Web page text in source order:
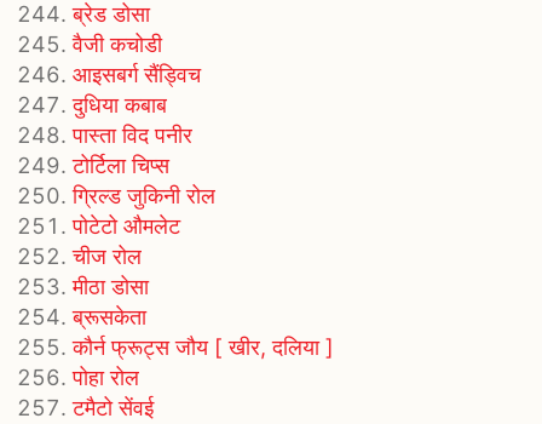
ब्रेड डोसा
वैजी कचोडी
आइसबर्ग सैंड्विच
दुधिया कबाब
पास्ता विद पनीर
टोर्टिला चिप्स
ग्रिल्ड जुकिनी रोल
पोटेटो औमलेट
चीज रोल
मीठा डोसा
ब्रूसकेता
कौर्न फ्रूट्स जौय [ खीर, दलिया ]
पोहा रोल
टमैटो सेंवई